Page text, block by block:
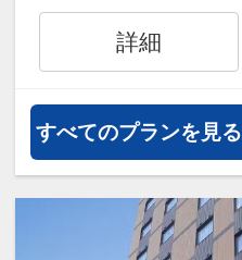
詳細
すべてのプランを見る